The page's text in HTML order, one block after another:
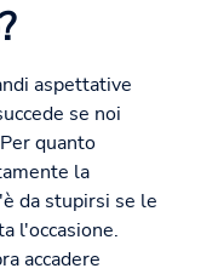
aspettative
se noi
quanto
la
da stupirsi se le
l'occasione.
accadere